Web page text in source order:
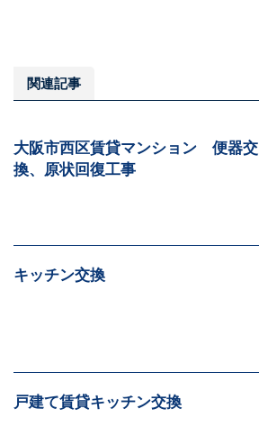
関連記事
大阪市西区賃貸マンション 便器交
換、原状回復工事
キッチン交換
戸建て賃貸キッチン交換